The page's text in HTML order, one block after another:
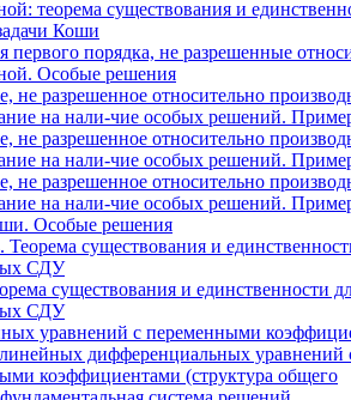
теорема существования и
Коши
первого порядка, не разрешенные
Особые решения
не разрешенное относительно
на нали-чие особых решений.
не разрешенное относительно
на нали-чие особых решений.
не разрешенное относительно
на нали-чие особых решений.
Особые решения
Теорема существования и
СДУ
существования и единственности
СДУ
уравнений с переменными
дифференциальных уравнений
коэффициентами (структура общего